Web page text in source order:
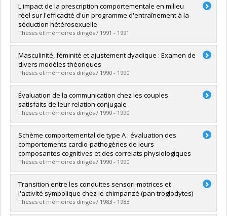
Graduate :Bibeau, Lynne
Cycle :Master's
Grade :M. Sc.
Lien vers le document dans Papyrus
L'impact de la prescription comportementale en milieu
réel sur l'efficacité d'un programme d'entraînement à la
séduction hétérosexuelle
Thèses et mémoires dirigés / 1991 - 1991
Graduate : Bronsard, Roger
Cycle : Doctoral
Grade :Ph. D.
Lien vers le document dans Papyrus
Masculinité, féminité et ajustement dyadique : Examen de
divers modèles théoriques
Thèses et mémoires dirigés / 1990 - 1990
Graduate :Langis, Johanne
Cycle :Doctoral
Grade :Ph. D.
Lien vers le document dans Papyrus
Évaluation de la communication chez les couples
satisfaits de leur relation conjugale
Thèses et mémoires dirigés / 1990 - 1990
Graduate :Perrault, Jean
Cycle :Doctoral
Grade :Ph. D.
Lien vers le document dans Papyrus
Schème comportemental de type A : évaluation des
comportements cardio-pathogènes de leurs
composantes cognitives et des correlats physiologiques
Thèses et mémoires dirigés / 1990 - 1990
Graduate :Kennedy, Elaine
Cycle :Master's
Grade :M. Ps.
Lien vers le document dans Papyrus
Transition entre les conduites sensori-motrices et
l'activité symbolique chez le chimpanzé (pan troglodytes)
Thèses et mémoires dirigés / 1983 - 1983